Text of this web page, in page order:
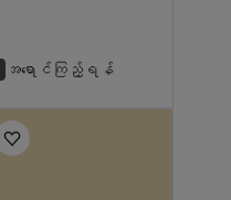
အရောင်ကြည့်ရန်